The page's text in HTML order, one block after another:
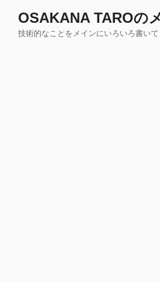
OSAKANA TAROの
技術的なことをメインにいろいろ書い